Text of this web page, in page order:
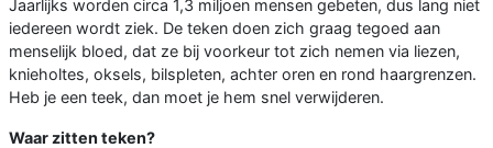
Jaarlijks worden circa 1,3 miljoen mensen gebeten, dus lang niet
iedereen wordt ziek. De teken doen zich graag tegoed aan
menselijk bloed, dat ze bij voorkeur tot zich nemen via liezen,
knieholtes, oksels, bilspleten, achter oren en rond haargrenzen.
Heb je een teek, dan moet je hem snel verwijderen.
Waar zitten teken?